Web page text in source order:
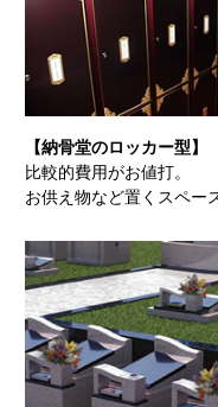
【納骨堂のロッカー型】
比較的費用がお値打。
お供え物など置くスペー